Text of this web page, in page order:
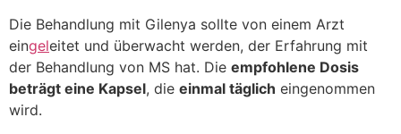
Die Behandlung mit Gilenya sollte von einem Arzt
eingeleitet und überwacht werden, der Erfahrung mit
der Behandlung von MS hat. Die empfohlene Dosis
beträgt eine Kapsel, die einmal täglich eingenommen
wird.